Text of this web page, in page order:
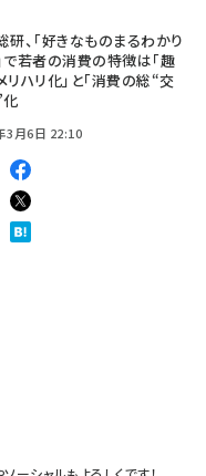
研、「好きなものまるわかり
で若者の消費の特徴は「趣
リハリ化」と「消費の総“交
3月6日 22:10